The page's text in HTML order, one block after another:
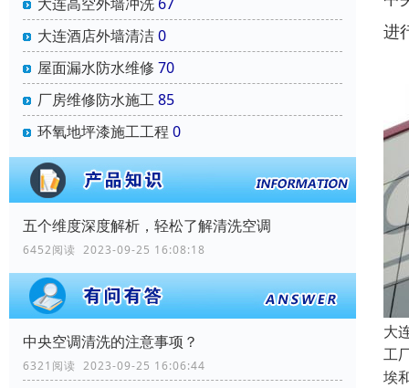
大连酒店外墙清洁0
屋面漏水防水维修 70
厂房维修防水施工85
环氧地坪漆施工工程 0
五个维度深度解析，轻松了解清洗空调
6452阅读 2023-09-25 16:08:18
中央空调清洗的注意事项？
6321阅读 2023-09-25 16:06:44
进
大
工
埃